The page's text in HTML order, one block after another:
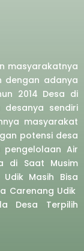
masyarakatnya
dengan adanya
2014 Desa di
desanya sendiri
masyarakat
potensi desa
Air
di Saat Musim
Masih Bisa
Carenang Udik
Desa Terpilih